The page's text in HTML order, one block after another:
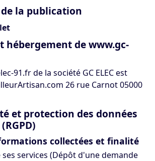
la publication
hébergement de www.gc-
91.fr de la société GC ELEC est
26 rue Carnot 05000
et protection des données
collectées et finalité
ses services (Dépôt d'une demande